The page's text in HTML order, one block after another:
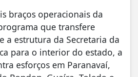
braços operacionais da
que transfere
a estrutura da Secretaria da
para o interior do estado, a
esforços em Paranavaí,